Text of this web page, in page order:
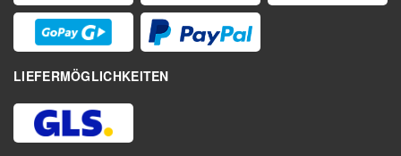
LIEFERMÖGLICHKEITEN